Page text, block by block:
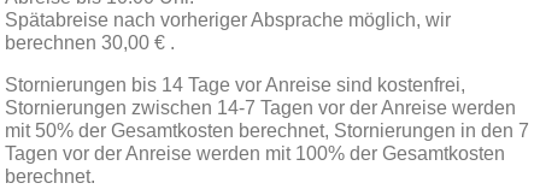
Spätabreise nach vorheriger Absprache möglich, wir
berechnen 30,00 € .
Stornierungen bis 14 Tage vor Anreise sind kostenfrei,
Stornierungen zwischen 14-7 Tagen vor der Anreise werden
mit 50% der Gesamtkosten berechnet, Stornierungen in den 7
Tagen vor der Anreise werden mit 100% der Gesamtkosten
berechnet.